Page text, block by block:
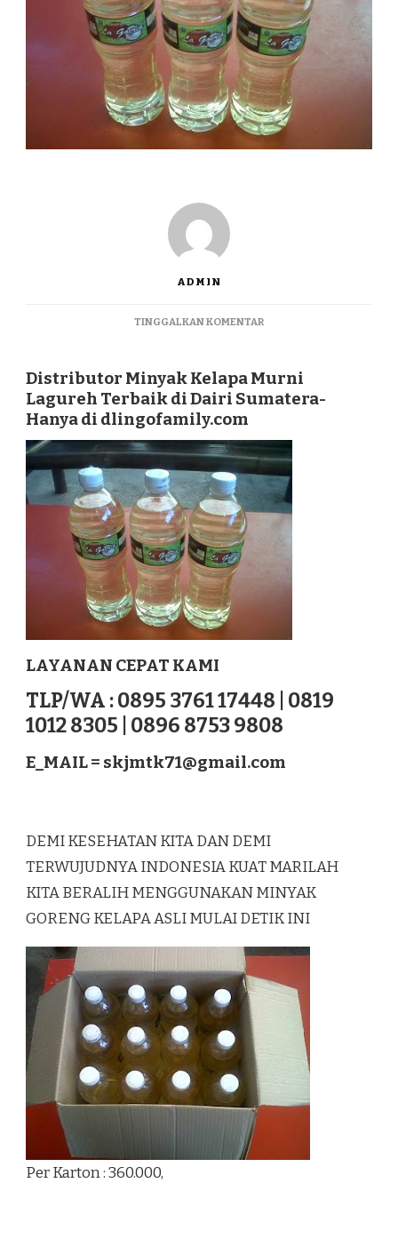
ADMIN
TINGGALKAN KOMENTARPADA
KELAPA
MURNI
LAGUREH
DI
DAIRI
SUMATERA
Distributor Minyak Kelapa Murni
Lagureh Terbaik di Dairi Sumatera-
Hanya di dlingofamily.com
LAYANAN CEPAT KAMI
TLP/WA : 0895 3761 17448 | 0819
1012 8305 | 0896 8753 9808
E_MAIL = skjmtk71@gmail.com
DEMI KESEHATAN KITA DAN DEMI
TERWUJUDNYA INDONESIA KUAT MARILAH
KITA BERALIH MENGGUNAKAN MINYAK
GORENG KELAPA ASLI MULAI DETIK INI
Per Karton : 360.000,